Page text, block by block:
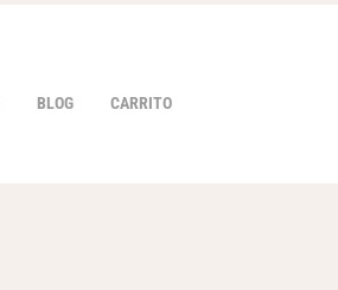
BLOG CARRITO